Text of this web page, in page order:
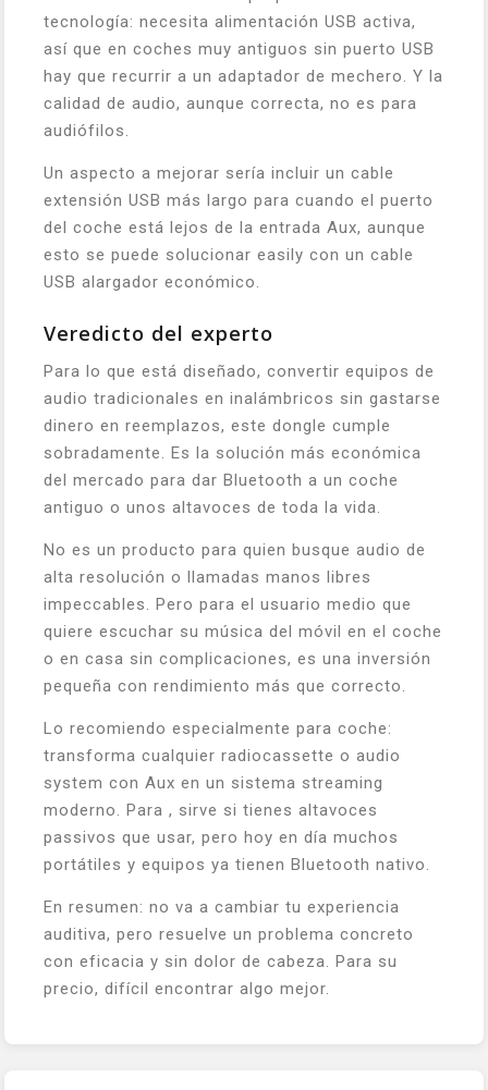
tecnología: necesita alimentación USB activa,
así que en coches muy antiguos sin puerto USB
hay que recurrir a un adaptador de mechero. Y la
calidad de audio, aunque correcta, no es para
audiófilos.
Un aspecto a mejorar sería incluir un cable
extensión USB más largo para cuando el puerto
del coche está lejos de la entrada Aux, aunque
esto se puede solucionar easily con un cable
USB alargador económico.
Veredicto del experto
Para lo que está diseñado, convertir equipos de
audio tradicionales en inalámbricos sin gastarse
dinero en reemplazos, este dongle cumple
sobradamente. Es la solución más económica
del mercado para dar Bluetooth a un coche
antiguo o unos altavoces de toda la vida.
No es un producto para quien busque audio de
alta resolución o llamadas manos libres
impeccables. Pero para el usuario medio que
quiere escuchar su música del móvil en el coche
o en casa sin complicaciones, es una inversión
pequeña con rendimiento más que correcto.
Lo recomiendo especialmente para coche:
transforma cualquier radiocassette o audio
system con Aux en un sistema streaming
moderno. Para , sirve si tienes altavoces
passivos que usar, pero hoy en día muchos
portátiles y equipos ya tienen Bluetooth nativo.
En resumen: no va a cambiar tu experiencia
auditiva, pero resuelve un problema concreto
con eficacia y sin dolor de cabeza. Para su
precio, difícil encontrar algo mejor.